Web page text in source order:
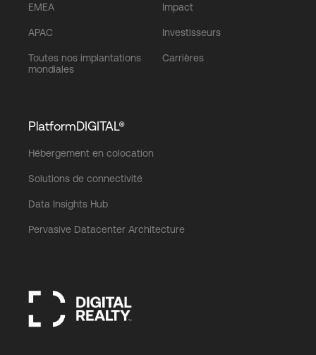
EMEA
APAC
Toutes nos implantations
mondiales
Impact
Investisseurs
Carrières
PlatformDIGITAL®
Hébergement en colocation
Solutions de connectivité
Data Insights Hub
Pervasive Datacenter Architecture